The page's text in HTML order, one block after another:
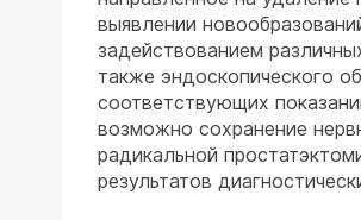
выявлении
задействованием
также эндоскопического
соответствующих
возможно сохранение
радикальной
результатов